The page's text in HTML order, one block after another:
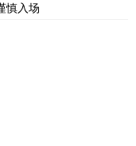
慎入场